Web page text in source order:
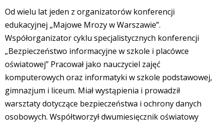
Od wielu lat jeden z organizatorów konferencji
edukacyjnej „Majowe Mrozy w Warszawie”.
Współorganizator cyklu specjalistycznych konferencji
„Bezpieczeństwo informacyjne w szkole i placówce
oświatowej” Pracował jako nauczyciel zajęć
komputerowych oraz informatyki w szkole podstawowej,
gimnazjum i liceum. Miał wystąpienia i prowadził
warsztaty dotyczące bezpieczeństwa i ochrony danych
osobowych. Współtworzył dwumiesięcznik oświatowy